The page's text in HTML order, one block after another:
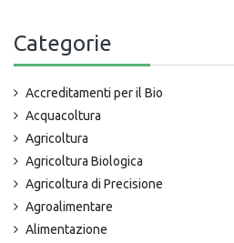
Categorie
Accreditamenti per il Bio
Acquacoltura
Agricoltura
Agricoltura Biologica
Agricoltura di Precisione
Agroalimentare
Alimentazione